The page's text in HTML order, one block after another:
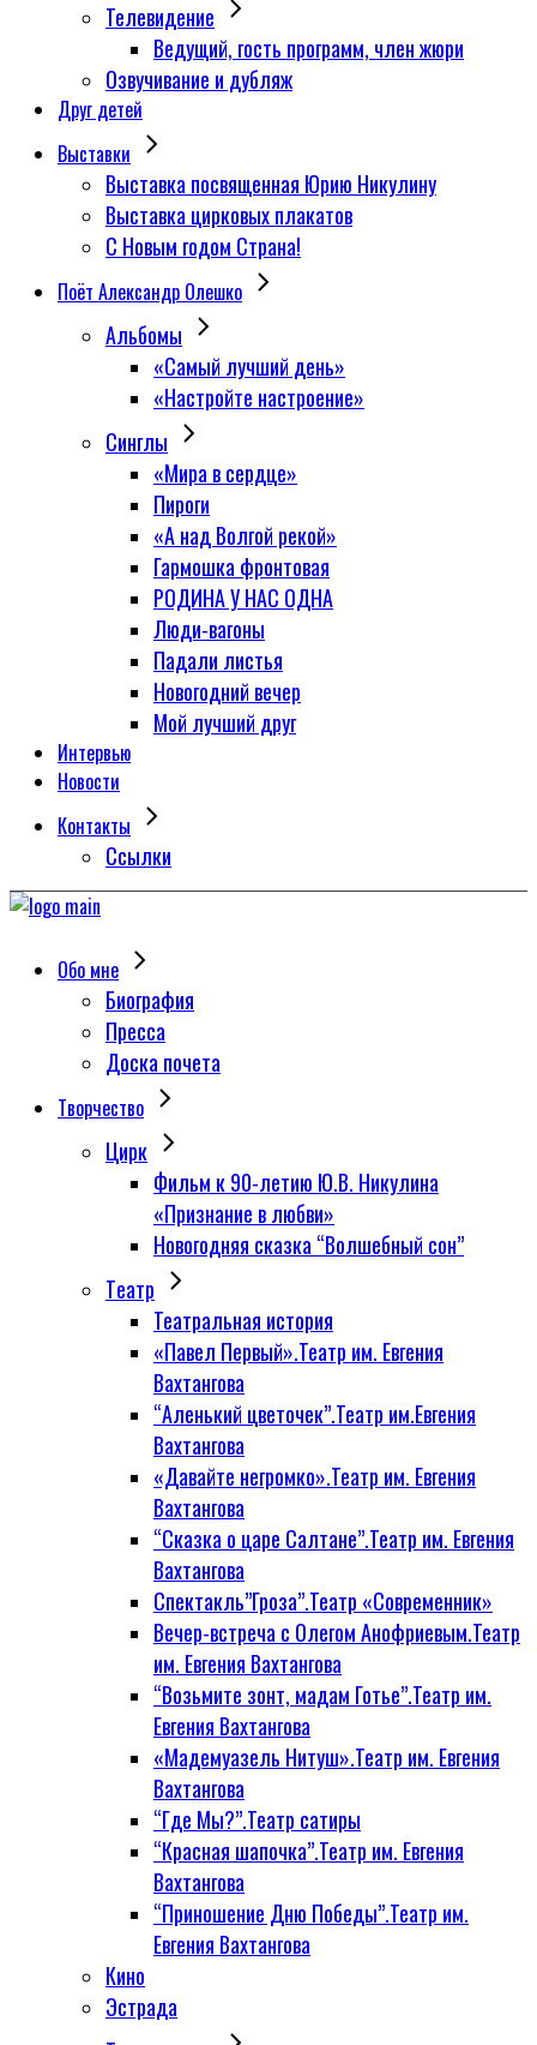
Телевидение
Ведущий, гость программ, член жюри
Озвучивание и дубляж
Друг детей
Выставки
Выставка посвященная Юрию Никулину
Выставка цирковых плакатов
С Новым годом Страна!
Поёт Александр Олешко
Альбомы
«Самый лучший день»
«Настройте настроение»
Синглы
«Мира в сердце»
Пироги
«А над Волгой рекой»
Гармошка фронтовая
РОДИНА У НАС ОДНА
Люди-вагоны
Падали листья
Новогодний вечер
Мой лучший друг
Интервью
Новости
Контакты
Сcылки
Обо мне
Биография
Пресса
Доска почета
Творчество
Цирк
Фильм к 90-летию Ю.В. Никулина
«Признание в любви»
Новогодняя сказка “Волшебный сон”
Tеатр
Театральная история
«Павел Первый».Театр им. Евгения
Вахтангова
“Аленький цветочек”.Театр им.Евгения
Вахтангова
«Давайте негромко».Театр им. Евгения
Вахтангова
“Сказка о царе Салтане”.Театр им. Евгения
Вахтангова
Спектакль”Гроза”.Театр «Современник»
Вечер-встреча с Олегом Анофриевым.Театр
им. Евгения Вахтангова
“Возьмите зонт, мадам Готье”.Театр им.
Евгения Вахтангова
«Мадемуазель Нитуш».Театр им. Евгения
Вахтангова
“Где Мы?”.Театр сатиры
“Красная шапочка”.Театр им. Евгения
Вахтангова
“Приношение Дню Победы”.Театр им.
Евгения Вахтангова
Кино
Эстрада